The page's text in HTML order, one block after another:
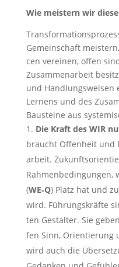
Wie meis­tern wir
Gemein­schaft
cen ver­ei­nen, offen
Zusam­men­ar­beit
und Hand­lungs­wei­sen
Ler­nens und des
Bau­stei­ne aus
Die Kraft des WIR
braucht Offen­heit und
ar­beit.
Rah­men­be­din­gun­gen,
(WE‑Q) Platz hat und
wird. Füh­rungs­kräf­te
ten Gestal­ter. Sie
fen Sinn, Ori­en­tie­rung
wird auch die